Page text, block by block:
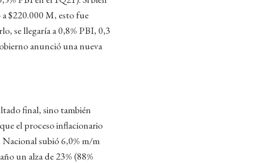
$220.000 M, esto fue
se llegaría a 0,8% PBI, 0,3
anunció una nueva
final, sino también
el proceso inflacionario
subió 6,0% m/m
un alza de 23% (88%